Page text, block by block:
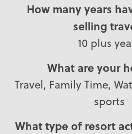
How many years
selling
10 plus
What are your
Travel, Family Time,
sports
What type of resort